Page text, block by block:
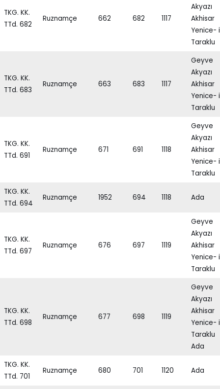
TKG. KK.
TTd. 682
Ruznamçe 662 682 1117
Akyazı
Akhisar
Yenice- i
Taraklu
TKG. KK.
TTd. 683
Ruznamçe 663 683 1117
Geyve
Akyazı
Akhisar
Yenice- i
Taraklu
TKG. KK.
TTd. 691
Ruznamçe 671 691 1118
Geyve
Akyazı
Akhisar
Yenice- i
Taraklu
TKG. KK.
TTd. 694
Ruznamçe 1952 694 1118 Ada
TKG. KK.
TTd. 697
Ruznamçe 676 697 1119
Geyve
Akyazı
Akhisar
Yenice- i
Taraklu
TKG. KK.
TTd. 698
Ruznamçe 677 698 1119
Geyve
Akyazı
Akhisar
Yenice- i
Taraklu
Ada
TKG. KK.
TTd. 701
Ruznamçe 680 701 1120 Ada